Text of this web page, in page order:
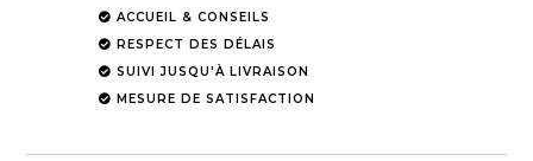
ACCUEIL & CONSEILS
RESPECT DES DÉLAIS
SUIVI JUSQU'À LIVRAISON
MESURE DE SATISFACTION